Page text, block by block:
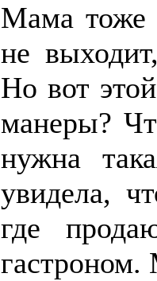
Мама тоже
не
Но вот
манеры?
нужна
увидела,
где
гастроном.